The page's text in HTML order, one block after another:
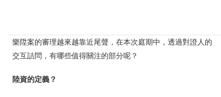
樂陞案的審理越來越靠近尾聲，在本次庭期中，透過對證人的
交互詰問，有哪些值得關注的部分呢？
陸資的定義？